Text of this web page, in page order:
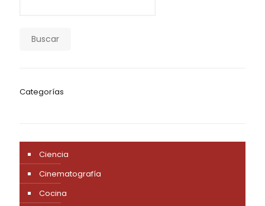
Buscar
Categorías
Ciencia
Cinematografía
Cocina